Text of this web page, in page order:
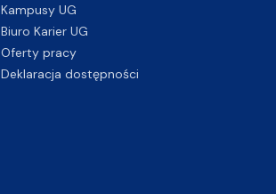
Kampusy UG
Biuro Karier UG
Oferty pracy
Deklaracja dostępności